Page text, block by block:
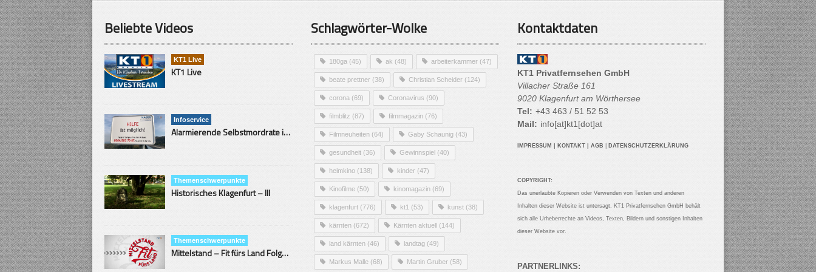
Beliebte Videos
KT1 Live
KT1 Live
Infoservice
Alarmierende Selbstmordrate in Kärnten
Themenschwerpunkte
Historisches Klagenfurt – III
Themenschwerpunkte
Mittelstand – Fit fürs Land Folge 9- Konditor
Schlagwörter-Wolke
180ga (45) ak (48) arbeiterkammer (47)
beate prettner (38) Christian Scheider (124)
corona (69) Coronavirus (90)
filmblitz (87) filmmagazin (76)
Filmneuheiten (64) Gaby Schaunig (43)
gesundheit (36) Gewinnspiel (40)
heimkino (138) kinder (47)
Kinofilme (50) kinomagazin (69)
klagenfurt (776) kt1 (53) kunst (38)
kärnten (672) Kärnten aktuell (144)
land kärnten (46) landtag (49)
Markus Malle (68) Martin Gruber (58)
Kontaktdaten
KT1 Privatfernsehen GmbH
Villacher Straße 161
9020 Klagenfurt am Wörthersee
Tel: +43 463 / 51 52 53
Mail: info[at]kt1[dot]at
IMPRESSUM KONTAKT AGB DATENSCHUTZERKLÄRUNG
COPYRIGHT:
Das unerlaubte Kopieren oder Verwenden von Texten und anderen
Inhalten dieser Website ist untersagt. KT1 Privatfernsehen GmbH behält
sich alle Urheberrechte an Videos, Texten, Bildern und sonstigen Inhalten
dieser Website vor.
PARTNERLINKS: